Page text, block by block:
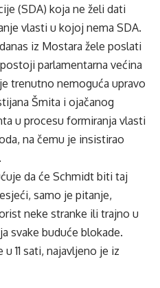
(SDA) koja ne želi dati
vlasti u kojoj nema SDA.
iz Mostara žele poslati
parlamentarna većina
trenutno nemoguća upravo
Šmita i ojačanog
u procesu formiranja vlasti
na čemu je insistirao
da će Schmidt biti taj
samo je pitanje,
neke stranke ili trajno u
svake buduće blokade.
11 sati, najavljeno je iz